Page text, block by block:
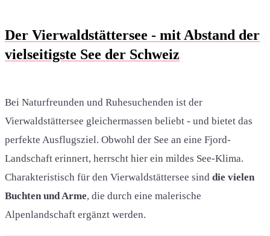
Der Vierwaldstättersee - mit Abstand der
vielseitigste See der Schweiz
Bei Naturfreunden und Ruhesuchenden ist der
Vierwaldstättersee gleichermassen beliebt - und bietet das
perfekte Ausflugsziel. Obwohl der See an eine Fjord-
Landschaft erinnert, herrscht hier ein mildes See-Klima.
Charakteristisch für den Vierwaldstättersee sind die vielen
Buchten und Arme, die durch eine malerische
Alpenlandschaft ergänzt werden.